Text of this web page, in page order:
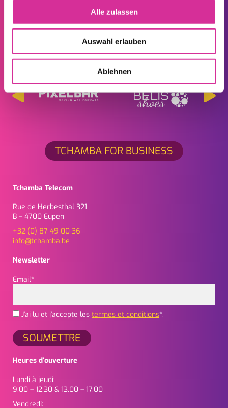
Alle zulassen
Auswahl erlauben
Ablehnen
Ces entreprises bénéficient du meilleur service de Tchamba
TCHAMBA FOR BUSINESS
Tchamba Telecom
Rue de Herbesthal 321
B – 4700 Eupen
+32 (0) 87 49 00 36
info@tchamba.be
Newsletter
Email*
J'ai lu et j'accepte les termes et conditions*.
Heures d'ouverture
Lundi à jeudi:
9.00 – 12.30 & 13.00 – 17.00
Vendredi: